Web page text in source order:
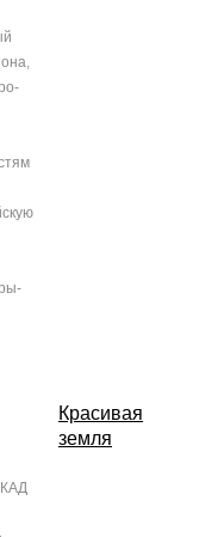
Красивая
земля